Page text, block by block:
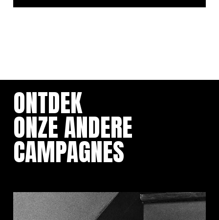
ONTDEK
ONZE ANDERE
CAMPAGNES